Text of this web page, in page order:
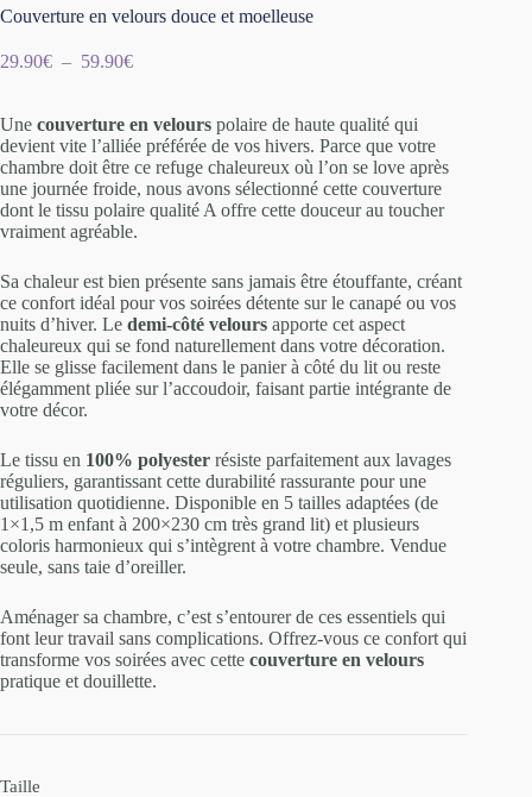
Couverture en velours douce et moelleuse
29.90€ – 59.90€
Une couverture en velours polaire de haute qualité qui
devient vite l’alliée préférée de vos hivers. Parce que votre
chambre doit être ce refuge chaleureux où l’on se love après
une journée froide, nous avons sélectionné cette couverture
dont le tissu polaire qualité A offre cette douceur au toucher
vraiment agréable.
Sa chaleur est bien présente sans jamais être étouffante, créant
ce confort idéal pour vos soirées détente sur le canapé ou vos
nuits d’hiver. Le demi-côté velours apporte cet aspect
chaleureux qui se fond naturellement dans votre décoration.
Elle se glisse facilement dans le panier à côté du lit ou reste
élégamment pliée sur l’accoudoir, faisant partie intégrante de
votre décor.
Le tissu en 100% polyester résiste parfaitement aux lavages
réguliers, garantissant cette durabilité rassurante pour une
utilisation quotidienne. Disponible en 5 tailles adaptées (de
1×1,5 m enfant à 200×230 cm très grand lit) et plusieurs
coloris harmonieux qui s’intègrent à votre chambre. Vendue
seule, sans taie d’oreiller.
Aménager sa chambre, c’est s’entourer de ces essentiels qui
font leur travail sans complications. Offrez-vous ce confort qui
transforme vos soirées avec cette couverture en velours
pratique et douillette.
Taille